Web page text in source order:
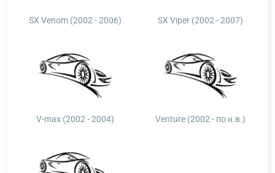
SX Venom (2002 - 2006) SX Viper (2002 - 2007)
V-max (2002 - 2004) Venture (2002 - по н.в.)